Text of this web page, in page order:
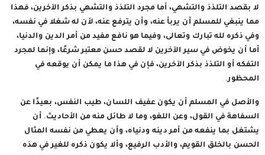
لا بقصد التلذذ والتشهي، أما مجرد التلذذ والتشهي بذكر الآخرين، فهذا
مما ينبغي للمسلم أن يربأ عنه، وأن يترفع عنه، لأن له شغلا في نفسه،
وفي ذكره لله تبارك وتعالى، وفيما هو نافع مفيد من أمر الدين والدنيا،
أما أن يخوض في سير الآخرين لا لقصد حسن معتبر شرعًا، وإنما لمجرد
التفكه أو التلذذ بذكر الآخرين، فإن في هذا ما يمكن أن يوقعه في
المحظور.
والأصل في المسلم أن يكون عفيف اللسان، طيب النفس، بعيدًا عن
السفاهة في القول، وعن اللغو، وما لا طائل منه من الأحاديث. أن
يشتغل بما ينفعه من أمر دينه ودنياه، وأن يعطي من نفسه المثال
الحسن بالخلق القويم، والأدب الرفيع، وألا يكون ذكره للغير في هذه